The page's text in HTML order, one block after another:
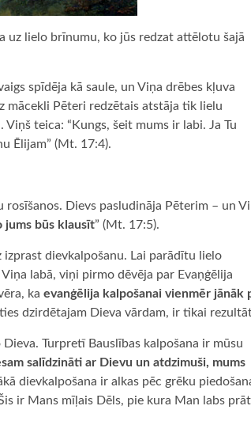
uz lielo brīnumu, ko jūs redzat attēlotu šajā
spīdēja kā saule, un Viņa drēbes kļuva
mācekli Pēteri redzētais atstāja tik lielu
teica: “Kungs, šeit mums ir labi. Ja Tu
Ēlijam” (Mt. 17:4).
Dievs pasludināja Pēterim – un
jums būs klausīt” (Mt. 17:5).
dievkalpošanu. Lai parādītu lielo
labā, viņi pirmo dēvēja par Evaņģēlija
ka evanģēlija kalpošanai vienmēr jānāk
dzirdētajam Dieva vārdam, ir tikai
Turpretī Bauslības kalpošana ir mūsu
salīdzināti ar Dievu un atdzimuši, mums
dievkalpošana ir alkas pēc grēku
ir Mans mīļais Dēls, pie kura Man labs